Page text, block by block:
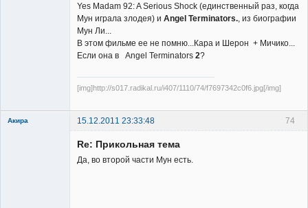
Yes Madam 92: A Serious Shock (единственный раз, когда
Мун играла злодея) и Angel Terminators. , из биографии
Мун Ли...
В этом фильме ее не помню...Кара и Шерон + Мичико...
Если она в Angel Terminators 2?
[img]http://s017.radikal.ru/i407/1110/74/f7697342c0f6.jpg[/img]
74
Акира 15.12.2011 23:33:48
Re: Прикольная тема
Да, во второй части Мун есть.